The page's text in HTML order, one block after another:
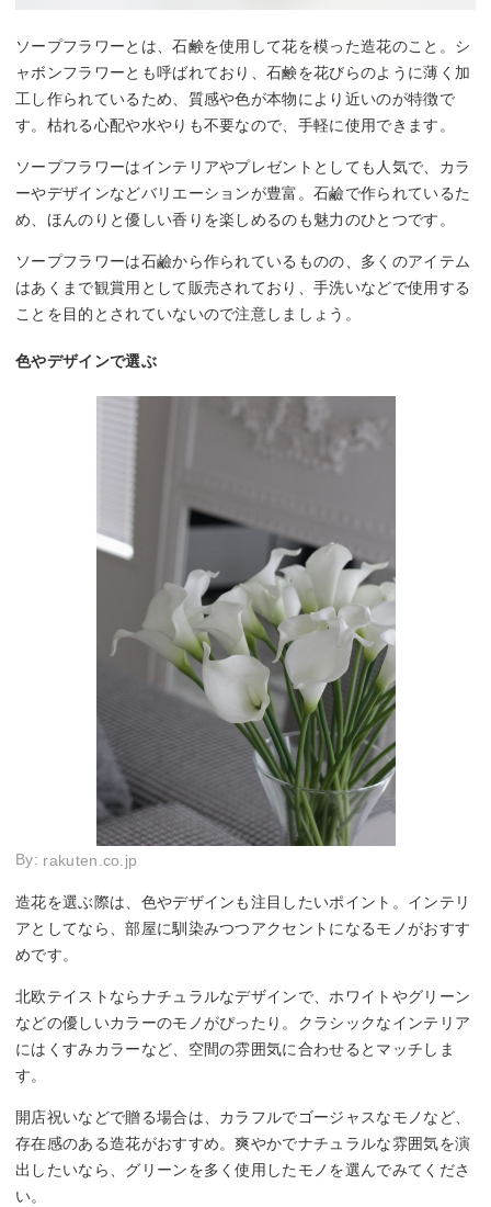
ソープフラワーとは、石鹸を使用して花を模った造花のこと。シ
ャボンフラワーとも呼ばれており、石鹸を花びらのように薄く加
工し作られているため、質感や色が本物により近いのが特徴で
す。枯れる心配や水やりも不要なので、手軽に使用できます。
ソープフラワーはインテリアやプレゼントとしても人気で、カラ
ーやデザインなどバリエーションが豊富。石鹼で作られているた
め、ほんのりと優しい香りを楽しめるのも魅力のひとつです。
ソープフラワーは石鹼から作られているものの、多くのアイテム
はあくまで観賞用として販売されており、手洗いなどで使用する
ことを目的とされていないので注意しましょう。
色やデザインで選ぶ
By: rakuten.co.jp
造花を選ぶ際は、色やデザインも注目したいポイント。インテリ
アとしてなら、部屋に馴染みつつアクセントになるモノがおすす
めです。
北欧テイストならナチュラルなデザインで、ホワイトやグリーン
などの優しいカラーのモノがぴったり。クラシックなインテリア
にはくすみカラーなど、空間の雰囲気に合わせるとマッチしま
す。
開店祝いなどで贈る場合は、カラフルでゴージャスなモノなど、
存在感のある造花がおすすめ。爽やかでナチュラルな雰囲気を演
出したいなら、グリーンを多く使用したモノを選んでみてくださ
い。